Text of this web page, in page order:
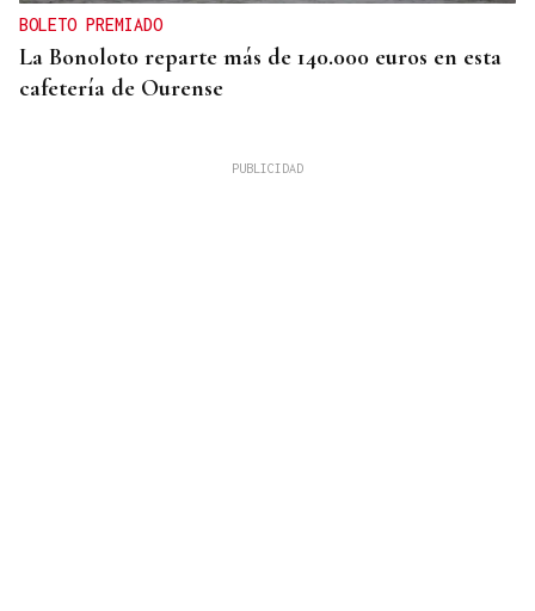
BOLETO PREMIADO
La Bonoloto reparte más de 140.000 euros en esta
cafetería de Ourense